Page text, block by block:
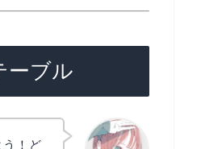
ーブル
う！ど